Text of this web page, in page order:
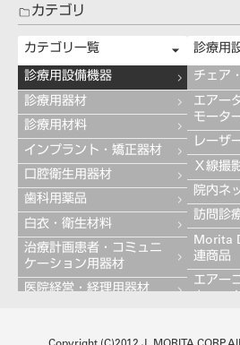
カテゴリ
カテゴリ一覧
診療用設備機器
診療用器材
診療用材料
インプラント・矯正器材
口腔衛生用器材
歯科用薬品
白衣・衛生材料
治療計画患者・コミュニ
ケーション用器材
医院経営・経理用器材
技工用設備機器
診療用
チェア
エアー
モータ
レーザ
Ｘ線撮
院内ネ
訪問診
Morita
連商品
エアー